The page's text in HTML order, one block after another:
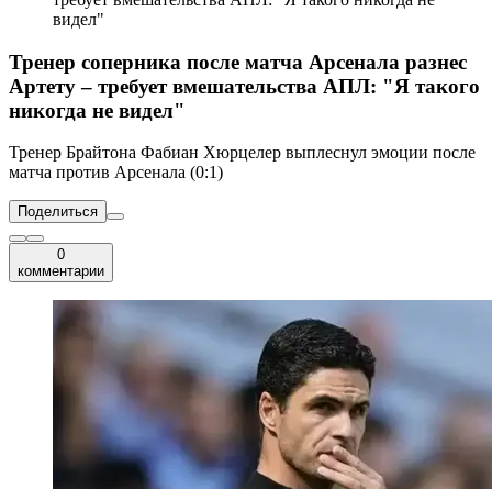
видел"
Тренер соперника после матча Арсенала разнес
Артету – требует вмешательства АПЛ: "Я такого
никогда не видел"
Тренер Брайтона Фабиан Хюрцелер выплеснул эмоции после
матча против Арсенала (0:1)
Поделиться
0
комментарии